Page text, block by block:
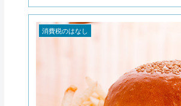
消費税のはなし